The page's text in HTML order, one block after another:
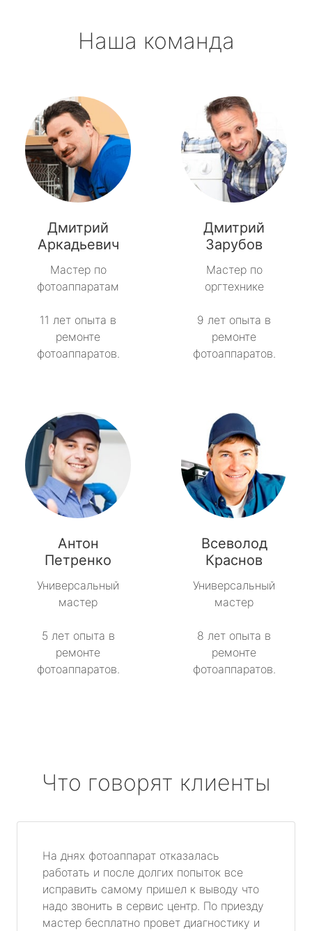
Наша команда
Дмитрий
Аркадьевич
Мастер по
фотоаппаратам
11 лет опыта в
ремонте
фотоаппаратов.
Дмитрий
Зарубов
Мастер по
оргтехнике
9 лет опыта в
ремонте
фотоаппаратов.
Антон
Петренко
Универсальный
мастер
5 лет опыта в
ремонте
фотоаппаратов.
Всеволод
Краснов
Универсальный
мастер
8 лет опыта в
ремонте
фотоаппаратов.
Что говорят клиенты
На днях фотоаппарат отказалась
работать и после долгих попыток все
исправить самому пришел к выводу что
надо звонить в сервис центр. По приезду
мастер бесплатно провет диагностику и